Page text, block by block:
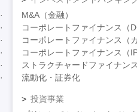
M&A（金融）
コーポレートファイナンス（
コーポレートファイナンス（
コーポレートファイナンス（
ストラクチャードファイナンス
流動化・証券化
投資事業